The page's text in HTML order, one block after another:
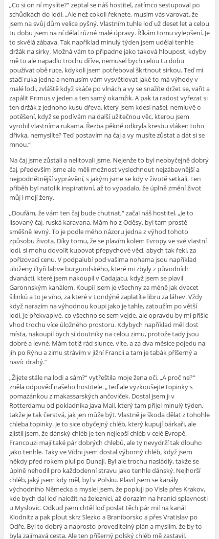
„Co si on ní myslíte?“ zeptal se náš hostitel, zatímco sestupoval po
schůdkách do lodi. „Ale než cokoli řeknete, musím vás varovat, že
jsem na svůj dům velice pyšný. Vlastním tuhle loď už deset let a celou
tu dobu jsem na ní dělal různé malé úpravy. Říkám tomu vylepšení. Je
to skvělá zábava. Tak například minulý týden jsem udělal tenhle
držák na sirky. Možná vám to připadne jako taková hloupost, kdyby
mě to ale napadlo trochu dříve, nemusel bych celou tu dobu
používat obě ruce, kdykoli jsem potřeboval škrtnout sirkou. Teď mi
stačí ruka jedna a nemusím vám vysvětlovat jaké to má výhody v
malé lodi, zvláště když skáče po vlnách a vy se snažíte držet se, vařit a
zapálit Primus v jeden a ten samý okamžik. A pak ta radost vyřezat si
ten držák z jednoho kusu dřeva, který jsem kdesi našel, nemluvě o
potěšení, když se podívám na další užitečnou věc, kterou jsem
vyrobil vlastníma rukama. Řezba pěkně odkryla kresbu vláken toho
dřívka, nemyslíte? Teď postavím na čaj a vy musíte zůstat a dát si se
mnou.“
Na čaj jsme zůstali a nelitovali jsme. Nejenže to byl neobyčejně dobrý
čaj, především jsme ale měli možnost vyslechnout nejzábavnější a
nejpodnětnější vyprávění, s jakým jsme se kdy v životě setkali. Ten
příběh byl natolik inspirativní, až to vypadalo, že úplně změní život
můj i mojí ženy.
„Doufám, že vám ten čaj bude chutnat,“ začal náš hostitel. „Je to
lisovaný čaj, ruská karavana. Mám ho z Oděsy, byl tam prostě
směšně levný. To je podle mého názoru jedna z výhod tohoto
způsobu života. Díky tomu, že se plavím kolem Evropy ve své vlastní
lodi, si mohu dovolit kupovat přepychové věci, abych tak řekl, za
pořizovací cenu. V podpalubí pod vašima nohama jsou například
uloženy čtyři lahve burgundského, které mi zbyly z původních
dvanácti, které jsem nakoupil v Cadajacu, když jsem se plavil
Garonnským kanálem. Koupil jsem je všechny za méně jak dvacet
šilinků a to je víno, za které v Londýně zaplatíte libru za láhev. Vždy
když narazím na výhodnou koupi jako je tahle, zatoužím po větší
lodi. Je překvapivé, co všechno se sem vejde, ale opravdu by mi přišlo
vhod trochu více úložného prostoru. Kdybych například měl dost
místa, nakoupil bych si doutníky na celou zimu, protože tady jsou
dobré a levné. Mám totiž rád slunce, víte, a za dva měsíce pojedu na
jih po Rýnu a zimu strávím v jižní Francii a tam je tabák příšerný a
navíc drahý.“
„Žijete stále na lodi a sám?“ vytřeštila moje žena oči. „A proč ne?“
zněla odpověď našeho hostitele. „Teď ale vyzkoušejte topinky s
pomazánkou z makassarských ančoviček. Dostal jsem ji v
Rotterdamu od pokladníka Java Mail, který tam přijel minulý týden,
takže je tak čerstvá, jak jen může být. Vlastně je škoda dělat z tohohle
chleba topinky. Je to sice obyčejný chléb, který kupují bárkaři, ale
zjistil jsem, že dánský chléb je ten nejlepší chléb v celé Evropě.
Francouzi mají také pár dobrých chlebů, ale ty nevydrží tak dlouho
jako tenhle. Taky ve Vídni jsem dostal výborný chléb, když jsem
někdy před rokem plul po Dunaji. Byl ale trochu nasládlý, takže se
úplně nehodil pro každodenní stravu jako tenhle dánský. Nejhorší
chléb, jaký jsem kdy měl, byl v Polsku. Plavil jsem se kanály
východního Německa a myslel jsem, že popluji po Visle přes Krakov,
kde bych dal loď naložit na železnici, až dorazím na hranici splavnosti
u Myslovic. Odkud jsem chtěl loď poslat těch pár mil na kanál
Klodnitz a pak plout skrz Slezko a Braniborsko a přes Vratislav po
Odře. Byl to dobrý a naprosto proveditelný plán a myslím, že by to
byla zajímavá cesta. Ale ten příšerný polský chléb mě zastavil.